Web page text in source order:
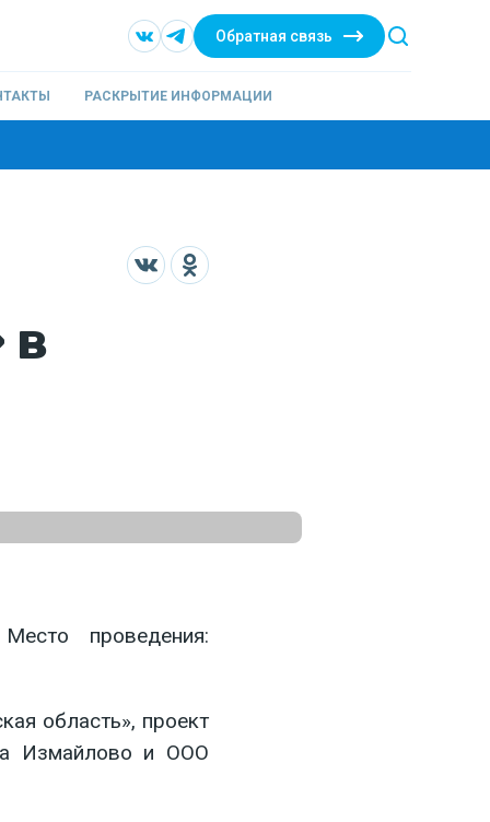
Обратная связь
РАСКРЫТИЕ ИНФОРМАЦИИ
в
проведения:
область», проект
Измайлово и ООО